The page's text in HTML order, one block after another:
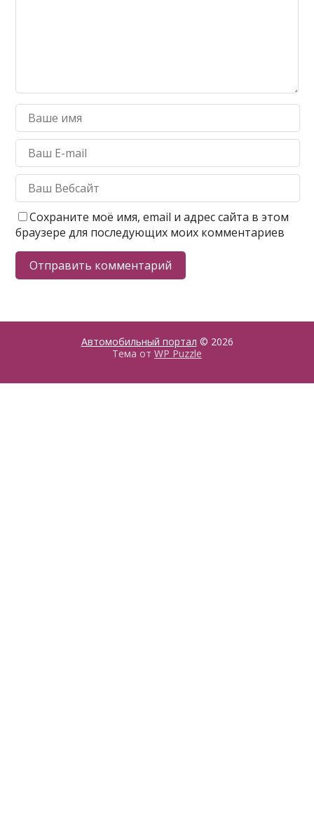
Сохраните моё имя, email и адрес сайта в этом
браузере для последующих моих комментариев
Автомобильный портал © 2026
Тема от WP Puzzle